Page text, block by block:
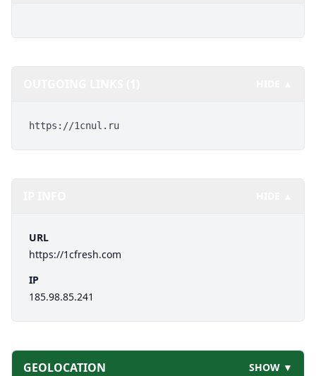
https://1cnul.ru
URL
https://1cfresh.com
IP
185.98.85.241
GEOLOCATION SHOW ▼